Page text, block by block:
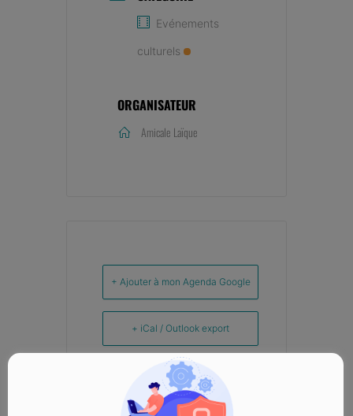
Evénements
culturels
ORGANISATEUR
Amicale Laïque
+ Ajouter à mon Agenda Google
+ iCal / Outlook export